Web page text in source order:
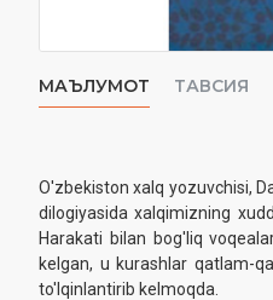
МАЪЛУМОТ ТАВСИЯ
O'zbekiston xalq yozuvchisi,
dilogiyasida xalqimizning
Наrakati bilan bog'liq
kelgan, u kurashlar qatlam-
to'lqinlantirib kelmoqda.